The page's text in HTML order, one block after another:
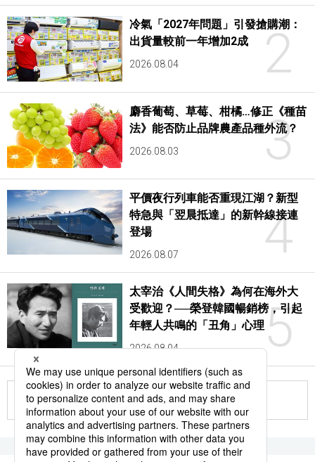
2
冷氣「2027年問題」引發搶購潮：
出貨量較前一年增加2成
2026.08.04
3
麝香葡萄、草莓、柑橘…修正《種苗
法》能否防止品牌農產品種外流？
2026.08.03
4
平價夜行列車能否重現江湖？新型
特急與「翌晨抵達」的新幹線接連
登場
2026.08.07
5
太宰治《人間失格》為何在海外大
受歡迎？──榮登韓國暢銷榜，引起
年輕人共鳴的「丑角」心理
2026.08.04
更多